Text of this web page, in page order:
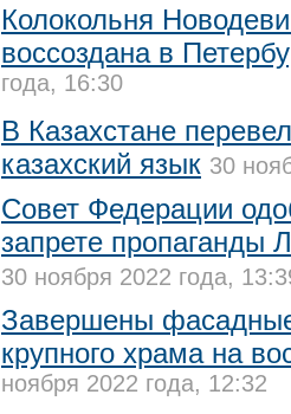
Колокольня
воссоздана в
года, 16:30
В Казахстане
казахский язык 30
Совет Федерации
запрете пропаганды
30 ноября 2022 года,
Завершены
крупного храма на
ноября 2022 года, 12:32